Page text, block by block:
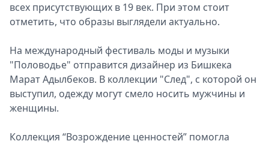
всех присутствующих в 19 век. При этом стоит
отметить, что образы выглядели актуально.
На международный фестиваль моды и музыки
"Половодье" отправится дизайнер из Бишкека
Марат Адылбеков. В коллекции "След", с которой он
выступил, одежду могут смело носить мужчины и
женщины.
Коллекция “Возрождение ценностей” помогла